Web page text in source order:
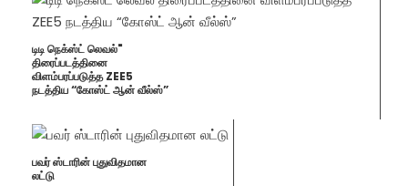
டிடி நெக்ஸ்ட் லெவல்"
திரைப்படத்தினை
விளம்பரப்படுத்த ZEE5
நடத்திய “கோஸ்ட் ஆன் வீல்ஸ்”
பவர் ஸ்டாரின் புதுவிதமான
லட்டு